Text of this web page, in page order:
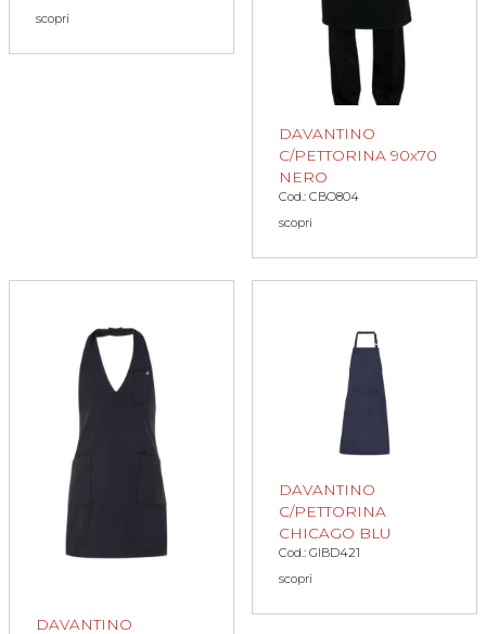
scopri
DAVANTINO
C/PETTORINA 90x70
NERO
Cod.: CBO804
scopri
DAVANTINO
DAVANTINO
C/PETTORINA
CHICAGO BLU
Cod.: GIBD421
scopri